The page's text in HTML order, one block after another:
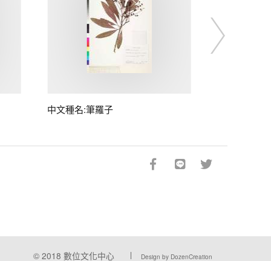
中文種名:筆羅子
© 2018 數位文化中心 Design by DozenCreation